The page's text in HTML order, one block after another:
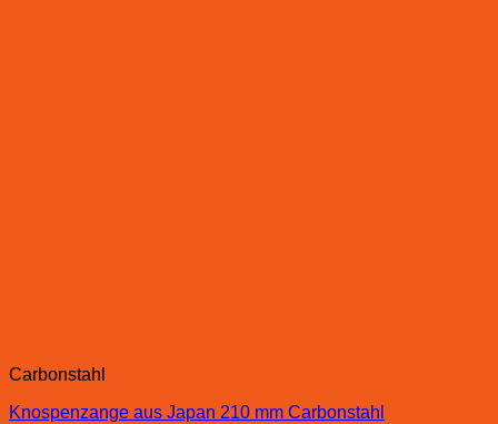
Carbonstahl
Knospenzange aus Japan 210 mm Carbonstahl